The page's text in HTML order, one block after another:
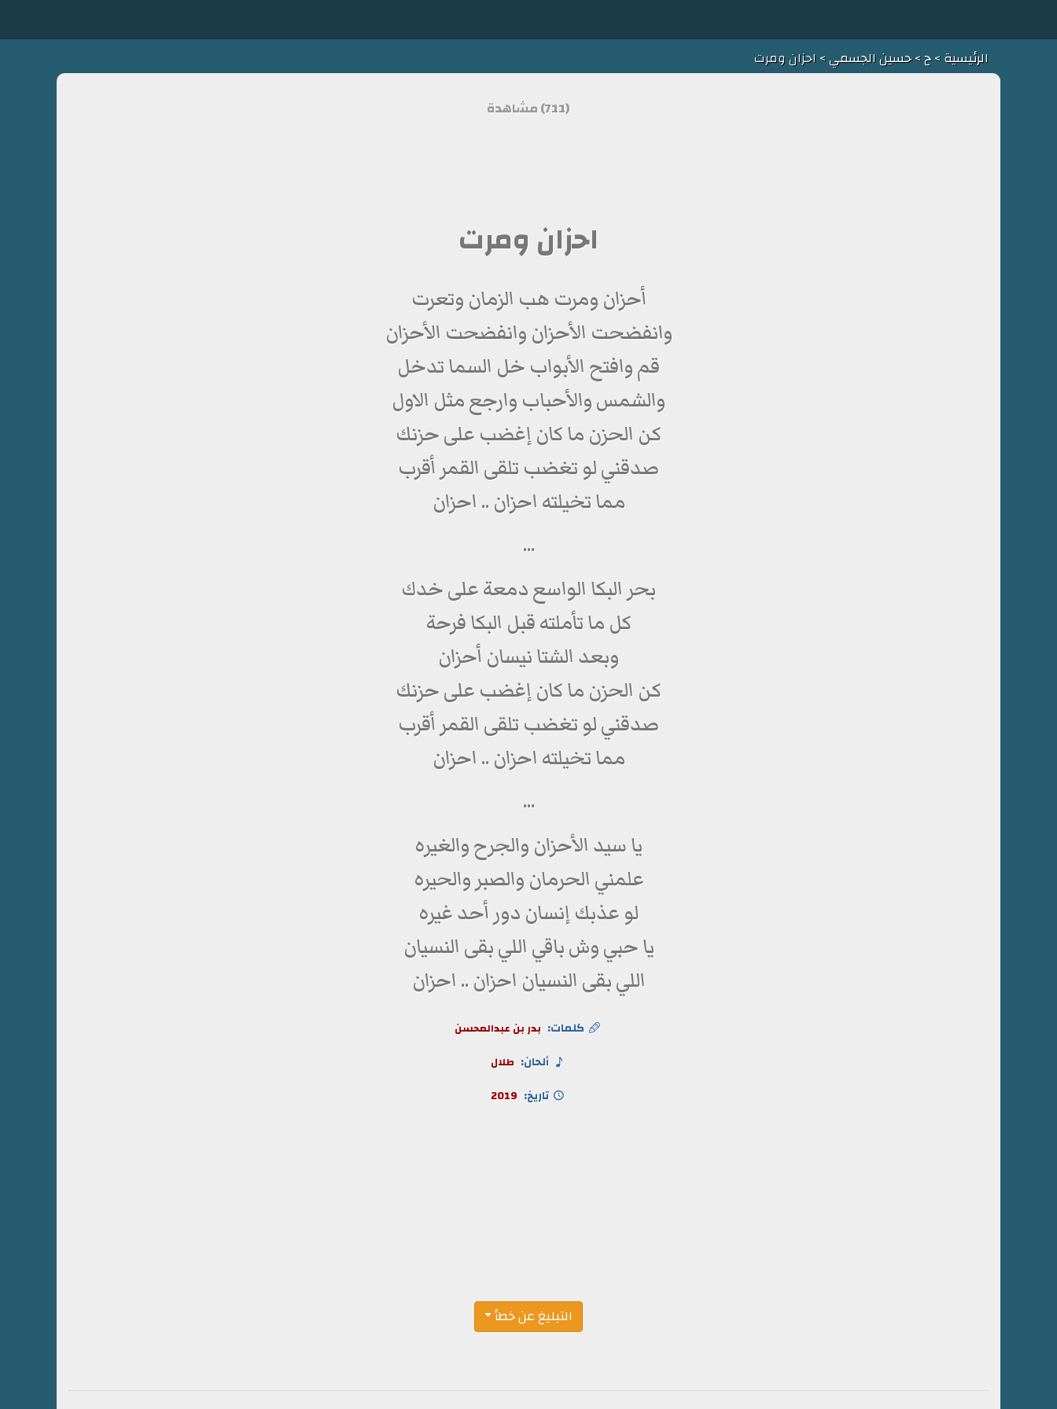
الرئيسية>ح>حسين الجسمي> احزان ومرت
(711) مشاهدة
احزان ومرت
أحزان ومرت هب الزمان وتعرت
وانفضحت الأحزان وانفضحت الأحزان
قم وافتح الأبواب خل السما تدخل
والشمس والأحباب وارجع مثل الاول
كن الحزن ما كان إغضب على حزنك
صدقني لو تغضب تلقى القمر أقرب
مما تخيلته احزان .. احزان
...
بحر البكا الواسع دمعة على خدك
كل ما تأملته قبل البكا فرحة
وبعد الشتا نيسان أحزان
كن الحزن ما كان إغضب على حزنك
صدقني لو تغضب تلقى القمر أقرب
مما تخيلته احزان .. احزان
...
يا سيد الأحزان والجرح والغيره
علمني الحرمان والصبر والحيره
لو عذبك إنسان دور أحد غيره
يا حبي وش باقي اللي بقى النسيان
اللي بقى النسيان احزان .. احزان
كلمات: بدر بن عبدالمحسن
ألحان: طلال
تاريخ: 2019
التبليغ عن خطأ